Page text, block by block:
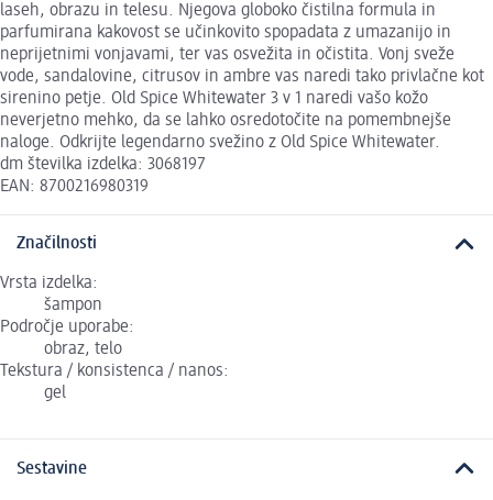
laseh, obrazu in telesu. Njegova globoko čistilna formula in
parfumirana kakovost se učinkovito spopadata z umazanijo in
neprijetnimi vonjavami, ter vas osvežita in očistita. Vonj sveže
vode, sandalovine, citrusov in ambre vas naredi tako privlačne kot
sirenino petje. Old Spice Whitewater 3 v 1 naredi vašo kožo
neverjetno mehko, da se lahko osredotočite na pomembnejše
naloge. Odkrijte legendarno svežino z Old Spice Whitewater.
dm številka izdelka: 3068197
EAN: 8700216980319
Značilnosti
Vrsta izdelka:
šampon
Področje uporabe:
obraz, telo
Tekstura / konsistenca / nanos:
gel
Sestavine